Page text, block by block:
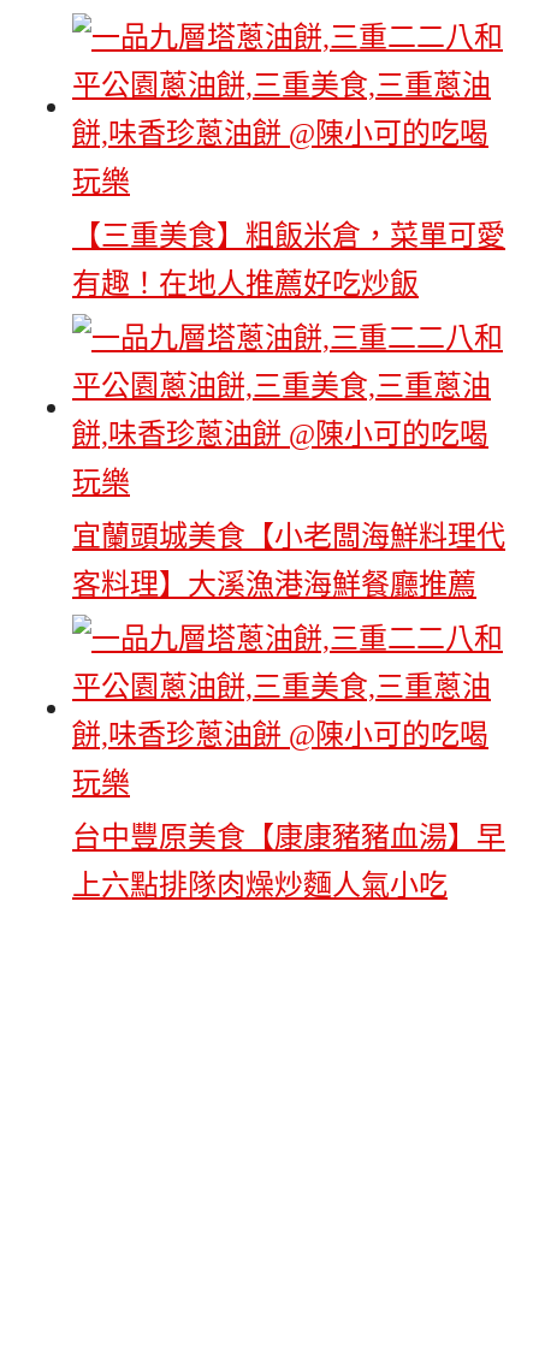
【三重美食】粗飯米倉，菜單可愛
有趣！在地人推薦好吃炒飯
宜蘭頭城美食【小老闆海鮮料理代
客料理】大溪漁港海鮮餐廳推薦
台中豐原美食【康康豬豬血湯】早
上六點排隊肉燥炒麵人氣小吃